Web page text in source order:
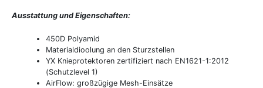
Ausstattung und Eigenschaften:
450D Polyamid
Materialdioolung an den Sturzstellen
YX Knieprotektoren zertifiziert nach EN1621-1:2012
(Schutzlevel 1)
AirFlow: großzügige Mesh-Einsätze